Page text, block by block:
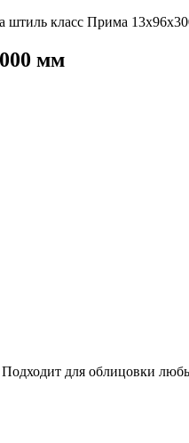
штиль класс Прима
мм
для облицовки